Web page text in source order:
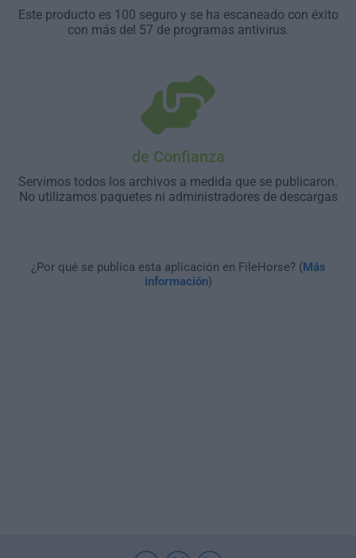
Este producto es 100 seguro y se ha escaneado con éxito
con más del 57 de programas antivirus.
de Confianza
Servimos todos los archivos a medida que se publicaron.
No utilizamos paquetes ni administradores de descargas
¿Por qué se publica esta aplicación en FileHorse? (Más
información)